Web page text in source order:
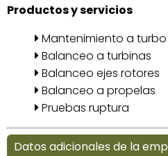
Productos y servicios
Mantenimiento a
Balanceo a turbinas
Balanceo ejes rotores
Balanceo a propelas
Pruebas ruptura
Datos adicionales de la